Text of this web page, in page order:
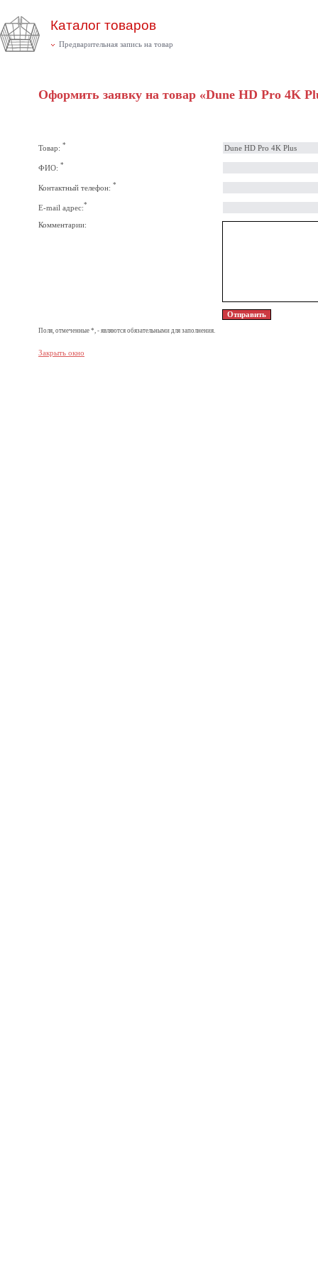
Каталог товаров
Предварительная запись на товар
Оформить заявку на товар «Dune HD Pro 4K
Товар: *
ФИО: *
Контактный телефон: *
E-mail адрес:*
Комментарии:
Поля, отмеченные *, - являются обязательными для заполнения.
Закрыть окно